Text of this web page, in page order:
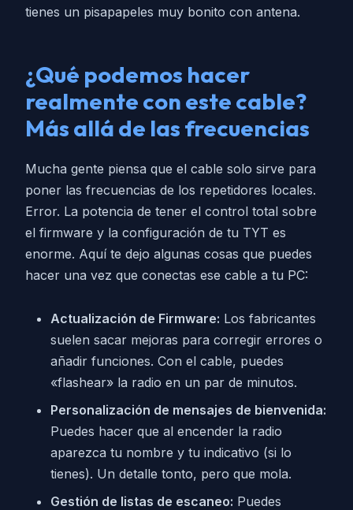
tienes un pisapapeles muy bonito con antena.
¿Qué podemos hacer
realmente con este cable?
Más allá de las frecuencias
Mucha gente piensa que el cable solo sirve para
poner las frecuencias de los repetidores locales.
Error. La potencia de tener el control total sobre
el firmware y la configuración de tu TYT es
enorme. Aquí te dejo algunas cosas que puedes
hacer una vez que conectas ese cable a tu PC:
Actualización de Firmware: Los fabricantes
suelen sacar mejoras para corregir errores o
añadir funciones. Con el cable, puedes
«flashear» la radio en un par de minutos.
Personalización de mensajes de bienvenida:
Puedes hacer que al encender la radio
aparezca tu nombre y tu indicativo (si lo
tienes). Un detalle tonto, pero que mola.
Gestión de listas de escaneo: Puedes